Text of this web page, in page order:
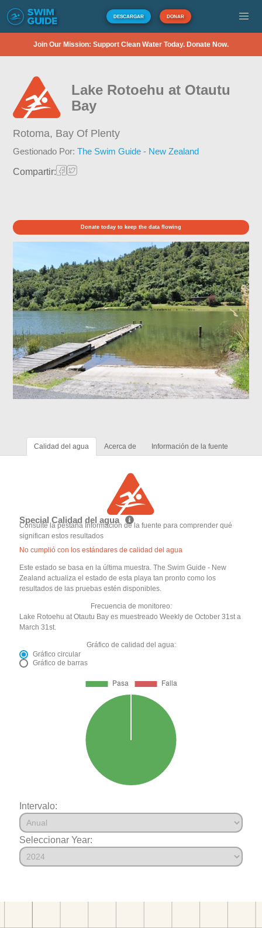
DESCARGAR DONAR
Join Our Mission: Support Clean Water Today. Donate Now.
Lake Rotoehu at Otautu
Bay
Rotoma, Bay Of Plenty
Gestionado Por:The Swim Guide - New Zealand
Compartir:
Donate today to keep the data flowing
Calidad del agua Acerca de Información de la fuente
Special Calidad del agua
Consulte la pestaña Información de la fuente para comprender qué
significan estos resultados
No cumplió con los estándares de calidad del agua
Este estado se basa en la última muestra. The Swim Guide - New
Zealand actualiza el estado de esta playa tan pronto como los
resultados de las pruebas estén disponibles.
Frecuencia de monitoreo:
Lake Rotoehu at Otautu Bay es muestreado Weekly de October 31st a
March 31st.
Gráfico de calidad del agua:
Gráfico circular
Gráfico de barras
Intervalo:
Seleccionar Year: